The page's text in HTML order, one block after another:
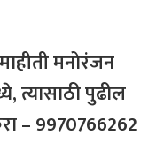
मनोरंजन
त्यासाठीपुढील
– 9970766262